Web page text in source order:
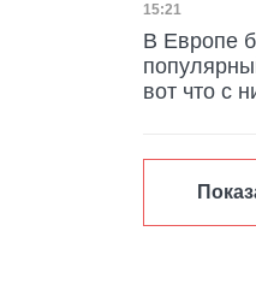
Дата
15:21
В Европе
вот что с